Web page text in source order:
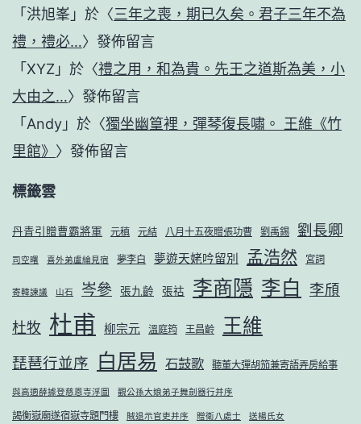
「 洪旭峯 」於〈三年之喪，期已久矣。君子三年不為
禮，禮必…〉發佈留言
「 XYZ 」於〈禮之用，和為貴。先王之道斯為美，小
大由之…〉發佈留言
「 Andy 」於〈獨坐幽篁裡，彈琴復長嘯。 王維《竹
里館》 〉發佈留言
標籤雲
丹青引贈曹霸將軍 元稹 元結 八月十五夜贈張功曹 劉禹錫 劉長卿
司空曙 喜外弟盧綸見宿 夢李白 夢遊天姥吟留別 孟浩然 宮詞
寄韓諫議 山石 岑參 張九齡 張祜 李商隱 李白 李頎
杜牧 杜甫 柳宗元 溫庭筠 王昌齡 王維
琵琶行並序 白居易 石鼓歌 聽董大彈胡笳兼寄語弄房給事
與高適薛據登慈恩寺浮圖 觀公孫大娘弟子舞劍器行并序
謁衡嶽廟遂宿嶽寺題門樓 賊退示官吏并序 贈衛八處士 送楊氏女